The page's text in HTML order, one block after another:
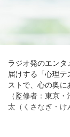
＜番組概要＞
番組名：JA全農
ト
放送日時：毎週土
パーソナリティ：
番組Webサイト：
番組公式X：
自分の体力、コ
（氣）だから、
い。それも、仕事
パートナーの奥
●江原啓之 今夜の
1．こぼれてし
限界が気になっ
ませんか。「嫌
み続けてきたので
大切な人は離れ
してみましょう。
2．こんなに必要
水の価値を気に
うほどの価値があ
ラジオ発のエンタ
届けする「心理
ストで、心の奥に
（監修者：東京
太（くさなぎ・け